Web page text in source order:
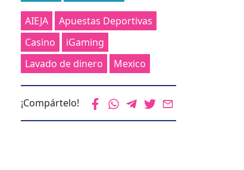
AIEJA
Apuestas Deportivas
Casino
iGaming
Lavado de dinero
Mexico
¡Compártelo!